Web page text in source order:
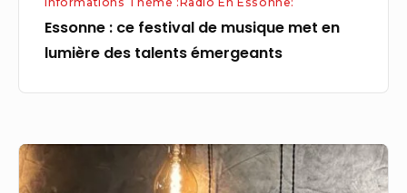
émergeants
Essonne : ce festival de musique met en
lumière des talents émergeants
Ce
centre